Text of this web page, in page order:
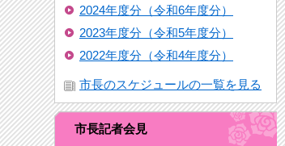
2024年度分（令和6年度分）
2023年度分（令和5年度分）
2022年度分（令和4年度分）
市長のスケジュールの一覧を見る
市長記者会見